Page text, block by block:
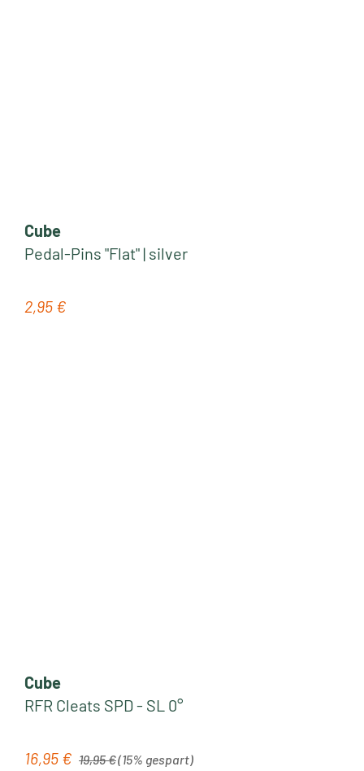
Cube
Pedal-Pins "Flat" | silver
Regulärer Preis:
2,95 €
Cube
RFR Cleats SPD - SL 0°
Verkaufspreis:
16,95 € Regulärer Preis:
19,95 €(15% gespart)